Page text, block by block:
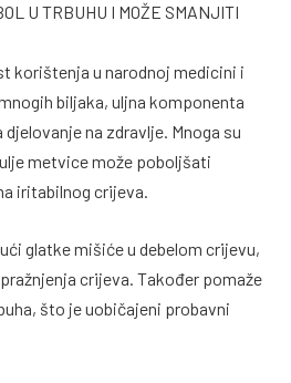
U TRBUHU I MOŽE SMANJITI
korištenja u narodnoj medicini i
biljaka, uljna komponenta
na zdravlje. Mnoga su
metvice može poboljšati
iritabilnog crijeva.
glatke mišiće u debelom crijevu,
crijeva. Također pomaže
što je uobičajeni probavni